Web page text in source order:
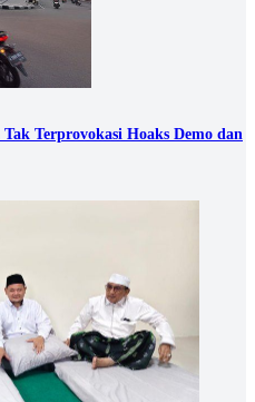
Terprovokasi Hoaks Demo dan